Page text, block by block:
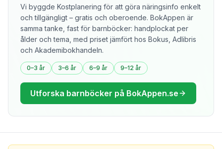
Vi byggde Kostplanering för att göra näringsinfo enkelt
och tillgängligt – gratis och oberoende. BokAppen är
samma tanke, fast för barnböcker: handplockat per
ålder och tema, med priset jämfört hos Bokus, Adlibris
och Akademibokhandeln.
0–3 år 3–6 år 6–9 år 9–12 år
Utforska barnböcker på BokAppen.se